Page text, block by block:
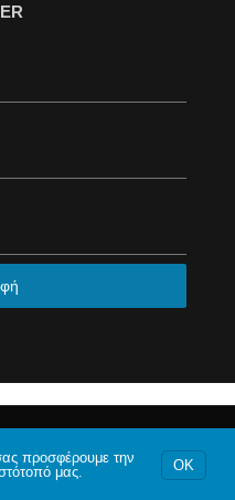
νομίμου δικαιώματος.
προσφέρουμε την
μας.
OK